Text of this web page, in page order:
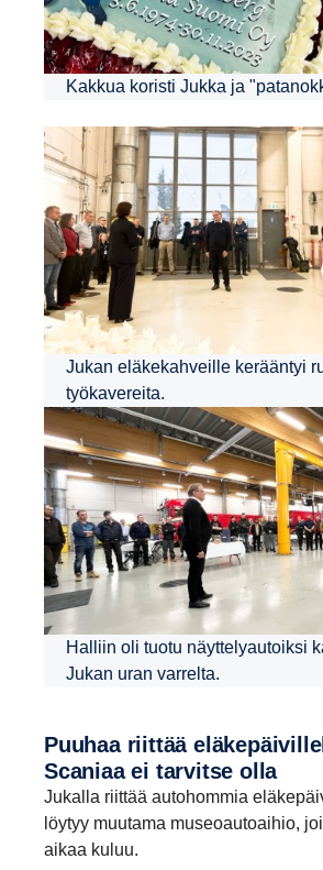
Kakkua koristi Jukka ja
Jukan eläkekahveille kerääntyi
työkavereita.
Halliin oli tuotu näyttelyautoiksi
Jukan uran varrelta.
Puuhaa riittää eläke­päi­vil­lekin ja ilman
Scaniaa ei tarvitse olla
Jukalla riittää autohommia
löytyy muutama museoautoaihio,
aikaa kuluu.